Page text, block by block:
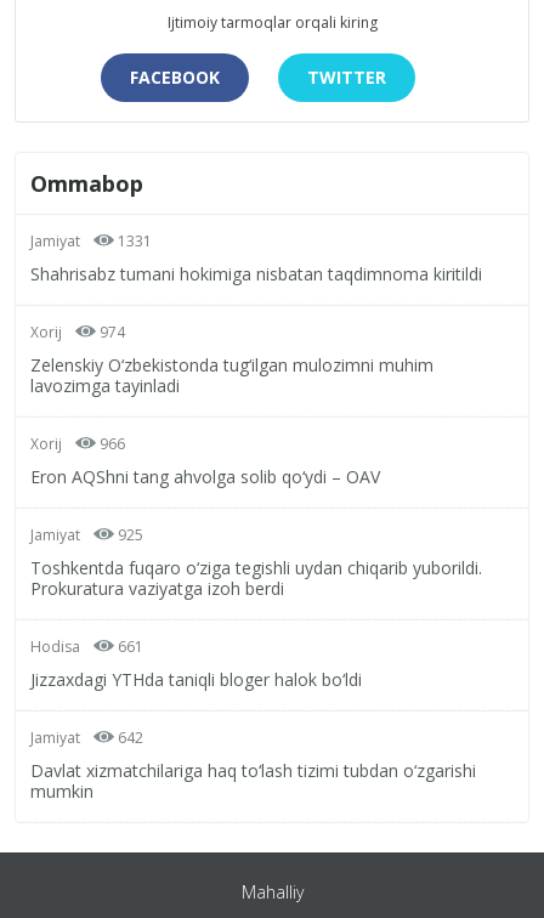
Ijtimoiy tarmoqlar orqali kiring
FACEBOOK TWITTER
Ommabop
Jamiyat 1331
Shahrisabz tumani hokimiga nisbatan taqdimnoma kiritildi
Xorij 974
Zelenskiy O‘zbekistonda tug‘ilgan mulozimni muhim
lavozimga tayinladi
Xorij 966
Eron AQShni tang ahvolga solib qo‘ydi – OAV
Jamiyat 925
Toshkentda fuqaro o‘ziga tegishli uydan chiqarib yuborildi.
Prokuratura vaziyatga izoh berdi
Hodisa 661
Jizzaxdagi YTHda taniqli bloger halok bo‘ldi
Jamiyat 642
Davlat xizmatchilariga haq to‘lash tizimi tubdan o‘zgarishi
mumkin
Mahalliy